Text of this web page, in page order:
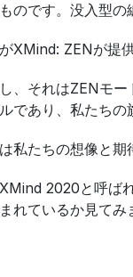
のです。没入型の
XMind: ZENが提
、それはZENモ
であり、私たちの
私たちの想像と期
2020と呼ば
れているか見てみ